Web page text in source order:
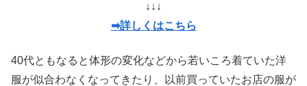
↓↓↓
➡詳しくはこちら
40代ともなると体形の変化などから若いころ着ていた洋
服が似合わなくなってきたり、以前買っていたお店の服が